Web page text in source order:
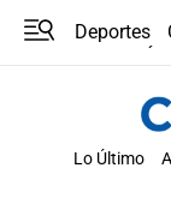
Deportes
Lo Último